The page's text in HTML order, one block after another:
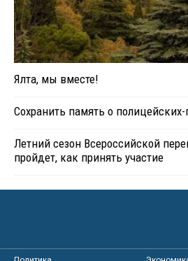
Ялта, мы вместе!
Сохранить память о полицейских-
Летний сезон Всероссийской
пройдет, как принять участие